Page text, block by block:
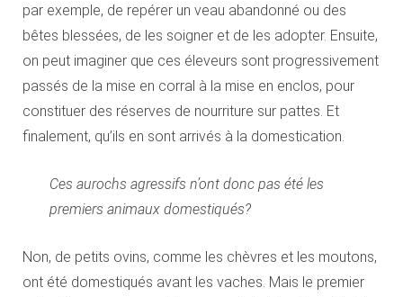
par exemple, de repérer un veau abandonné ou des
bêtes blessées, de les soigner et de les adopter. Ensuite,
on peut imaginer que ces éleveurs sont progressivement
passés de la mise en corral à la mise en enclos, pour
constituer des réserves de nourriture sur pattes. Et
finalement, qu’ils en sont arrivés à la domestication.
Ces aurochs agressifs n’ont donc pas été les
premiers animaux domestiqués?
Non, de petits ovins, comme les chèvres et les moutons,
ont été domestiqués avant les vaches. Mais le premier